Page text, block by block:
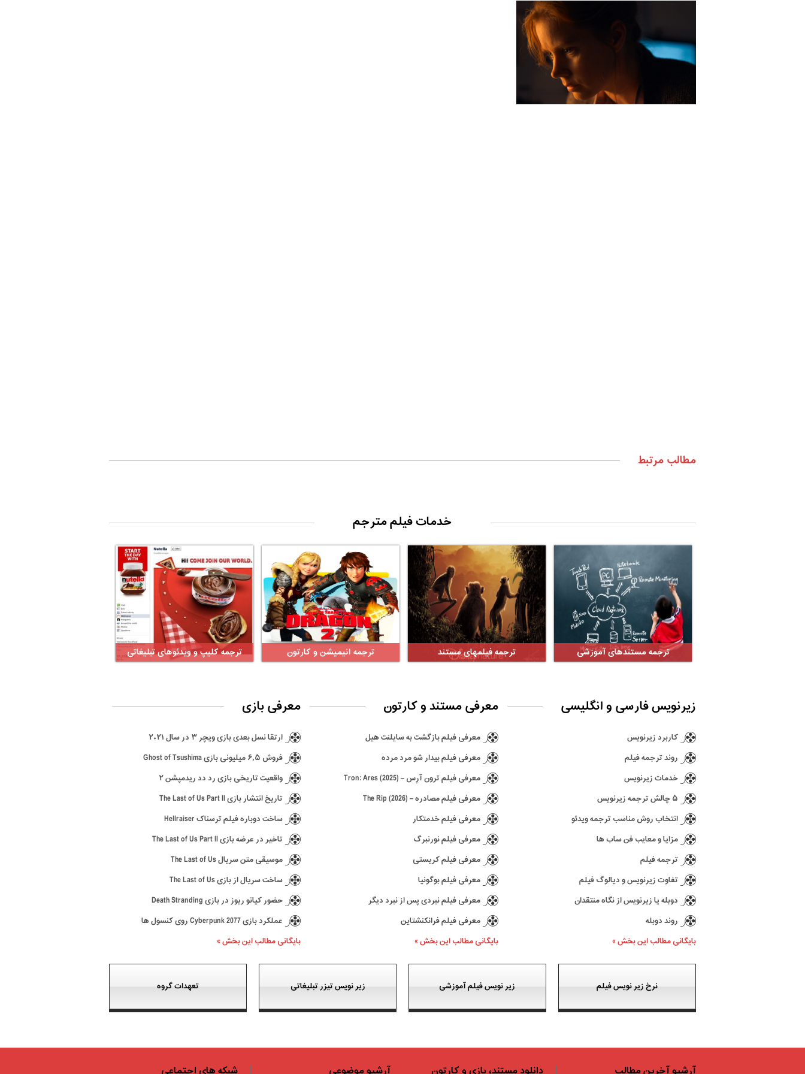
مطالب مرتبط
خدمات فیلم مترجم
ترجمه مستندهای آموزشی ترجمه فیلمهای مستند ترجمه انیمیشن و کارتون ترجمه کلیپ و ویدئوهای تبلیغاتی
زیرنویس فارسی و انگلیسی
کاربرد زیرنویس
روند ترجمه فیلم
خدمات زیرنویس
۵ چالش ترجمه زیرنویس
انتخاب روش مناسب ترجمه ویدئو
مزایا و معایب فن ساب ها
ترجمه فیلم
تفاوت زیرنویس و دیالوگ فیلم
دوبله یا زیرنویس از نگاه منتقدان
روند دوبله
بایگانی مطالب این بخش »
معرفی مستند و کارتون
معرفی فیلم بازگشت به سایلنت هیل
معرفی فیلم بیدار شو مرد مرده
معرفی فیلم ترون آرِس – Tron: Ares (2025)
معرفی فیلم مصادره – The Rip (2026)
معرفی فیلم خدمتکار
معرفی فیلم نورنبرگ
معرفی فیلم کریستی
معرفی فیلم بوگونیا
معرفی فیلم نبردی پس از نبرد دیگر
معرفی فیلم فرانکنشتاین
بایگانی مطالب این بخش »
معرفی بازی
ارتقا نسل بعدی بازی ویچر ۳ در سال ۲۰۲۱
فروش ۶٫۵ میلیونی بازی Ghost of Tsushima
واقعیت تاریخی بازی رد دد ریدمپشن ۲
تاریخ انتشار بازی The Last of Us Part II
ساخت دوباره فیلم ترسناک Hellraiser
تاخیر در عرضه بازی The Last of Us Part II
موسیقی متن سریال The Last of Us
ساخت سریال از بازی The Last of Us
حضور کیانو ریوز در بازی Death Stranding
عملکرد بازی Cyberpunk 2077 روی کنسول ها
بایگانی مطالب این بخش »
نرخ زیر نویس فیلم زیر نویس فیلم آموزشی زیر نویس تیزر تبلیغاتی تعهدات گروه